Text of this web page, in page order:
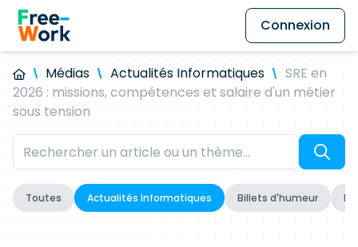
Connexion
Médias Actualités Informatiques
SRE en
2026 : missions, compétences et salaire d'un métier
sous tension
Toutes Actualités Informatiques Billets d'humeur